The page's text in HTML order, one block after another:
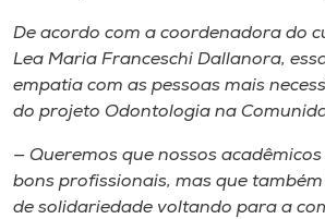
Selecione
o idioma
A+
De acordo com a coordenadora do
Lea Maria Franceschi Dallanora,
empatia com as pessoas mais
do projeto Odontologia na
— Queremos que nossos
bons profissionais, mas que
de solidariedade voltando para a